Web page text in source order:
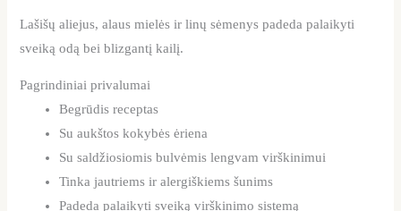
Lašišų aliejus, alaus mielės ir linų sėmenys padeda palaikyti
sveiką odą bei blizgantį kailį.
Pagrindiniai privalumai
Begrūdis receptas
Su aukštos kokybės ėriena
Su saldžiosiomis bulvėmis lengvam virškinimui
Tinka jautriems ir alergiškiems šunims
Padeda palaikyti sveiką virškinimo sistemą